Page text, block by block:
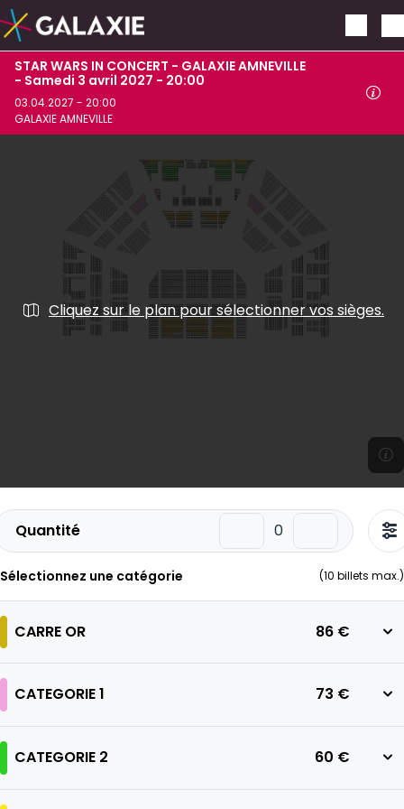
Aller au contenu principal
STAR WARS IN CONCERT - GALAXIE AMNEVILLE
- Samedi 3 avril 2027 - 20:00
03.04.2027 - 20:00
GALAXIE AMNEVILLE
Cliquez sur le plan pour sélectionner vos sièges.
Quantité
Sélectionnez une catégorie (10 billets max.)
CARRE OR 86 €
CATEGORIE 1 73 €
CATEGORIE 2 60 €